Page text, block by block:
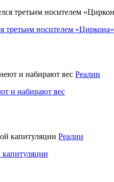
третьим носителем «Циркона»
Реалии
и набирают вес
Реалии